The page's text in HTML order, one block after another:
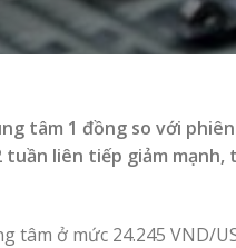
tâm 1 đồng so với
liên tiếp giảm
ở mức 24.245 VND/